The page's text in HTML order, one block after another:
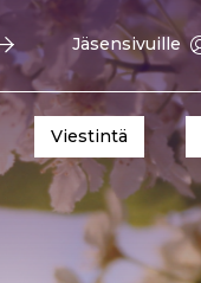
Jäsensivuille
Viestintä